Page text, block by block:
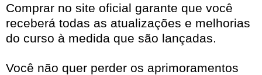
Comprar no site oficial garante que você
receberá todas as atualizações e melhorias
do curso à medida que são lançadas.
Você não quer perder os aprimoramentos